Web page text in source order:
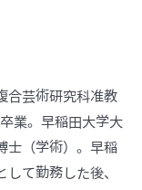
合芸術研究科准教
業。早稲田大学大
士（学術）。早稲
て勤務した後、